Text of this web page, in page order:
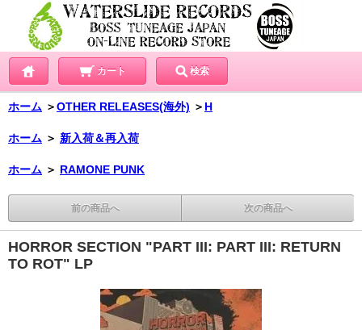
カート 検索
ホーム ＞OTHER RELEASES(海外) ＞ H
ホーム ＞ 新入荷＆再入荷
ホーム ＞ RAMONE PUNK
前の商品へ 次の商品へ
HORROR SECTION "PART III: PART III: RETURN
TO ROT" LP